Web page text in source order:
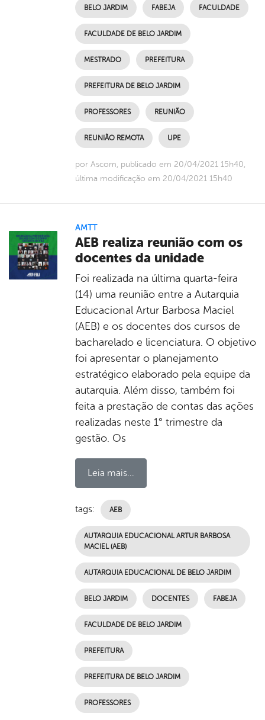
BELO JARDIM FABEJA FACULDADE
FACULDADE DE BELO JARDIM
MESTRADO PREFEITURA
PREFEITURA DE BELO JARDIM
PROFESSORES REUNIÃO
REUNIÃO REMOTA UPE
por Ascom, publicado em 20/04/2021 15h40,
última modificação em 20/04/2021 15h40
AMTT
AEB realiza reunião com os
docentes da unidade
Foi realizada na última quarta-feira
(14) uma reunião entre a Autarquia
Educacional Artur Barbosa Maciel
(AEB) e os docentes dos cursos de
bacharelado e licenciatura. O objetivo
foi apresentar o planejamento
estratégico elaborado pela equipe da
autarquia. Além disso, também foi
feita a prestação de contas das ações
realizadas neste 1° trimestre da
gestão. Os
Leia mais...
tags: AEB
AUTARQUIA EDUCACIONAL ARTUR BARBOSA
MACIEL (AEB)
AUTARQUIA EDUCACIONAL DE BELO JARDIM
BELO JARDIM DOCENTES FABEJA
FACULDADE DE BELO JARDIM
PREFEITURA
PREFEITURA DE BELO JARDIM
PROFESSORES